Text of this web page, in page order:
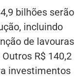
bilhões serão
incluindo
de lavouras
R$ 140,2
investimentos